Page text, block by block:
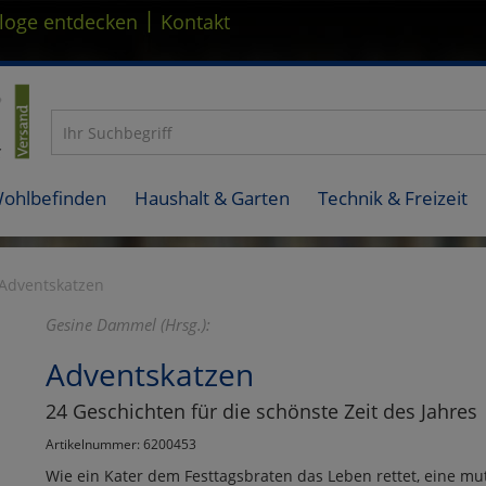
entdecken | Kontakt
Haushalt & Garten Technik & Freizeit
Adventskatzen
Gesine Dammel (Hrsg.):
Adventskatzen
24 Geschichten für die schönste Zeit des Jahres
Artikelnummer: 6200453
Wie ein Kater dem Festtagsbraten das Leben rettet, eine